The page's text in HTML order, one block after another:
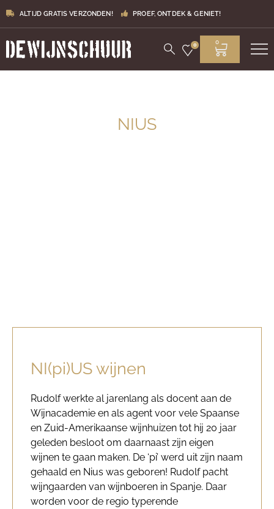
ALTIJD GRATIS VERZONDEN! PROEF, ONTDEK & GENIET!
0 0
NIUS
NI(pi)US wijnen
Rudolf werkte al jarenlang als docent aan de
Wijnacademie en als agent voor vele Spaanse
en Zuid-Amerikaanse wijnhuizen tot hij 20 jaar
geleden besloot om daarnaast zijn eigen
wijnen te gaan maken. De ‘pi’ werd uit zijn naam
gehaald en Nius was geboren! Rudolf pacht
wijngaarden van wijnboeren in Spanje. Daar
worden voor de regio typerende